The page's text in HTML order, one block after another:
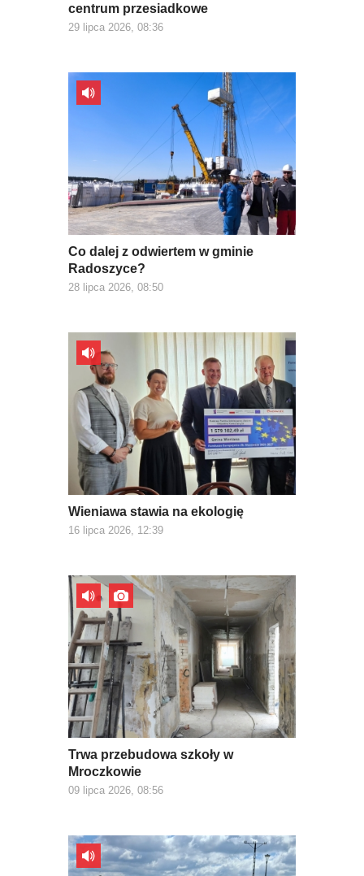
centrum przesiadkowe
29 lipca 2026, 08:36
Co dalej z odwiertem w gminie
Radoszyce?
28 lipca 2026, 08:50
Wieniawa stawia na ekologię
16 lipca 2026, 12:39
Trwa przebudowa szkoły w
Mroczkowie
09 lipca 2026, 08:56